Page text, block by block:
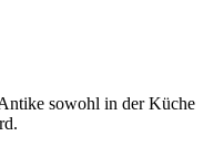
sowohl in der Küche